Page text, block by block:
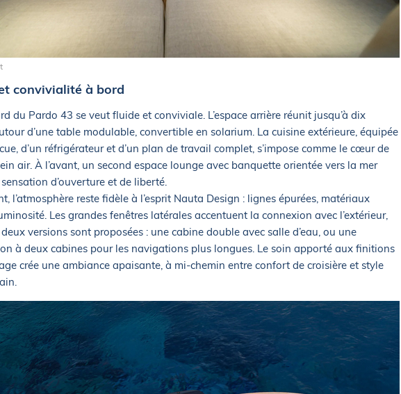
convivialité à bord
du Pardo 43 se veut fluide et conviviale. L’espace arrière réunit jusqu’à dix
d’une table modulable, convertible en solarium. La cuisine extérieure, équipée
d’un réfrigérateur et d’un plan de travail complet, s’impose comme le cœur de
air. À l’avant, un second espace lounge avec banquette orientée vers la mer
d’ouverture et de liberté.
l’atmosphère reste fidèle à l’esprit Nauta Design : lignes épurées, matériaux
Les grandes fenêtres latérales accentuent la connexion avec l’extérieur,
versions sont proposées : une cabine double avec salle d’eau, ou une
à deux cabines pour les navigations plus longues. Le soin apporté aux finitions
crée une ambiance apaisante, à mi-chemin entre confort de croisière et style